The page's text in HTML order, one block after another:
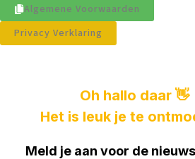
Algemene Voorwaarden
Privacy Verklaring
Oh hallo daar 👋
Het is leuk je te
Meld je aan voor de